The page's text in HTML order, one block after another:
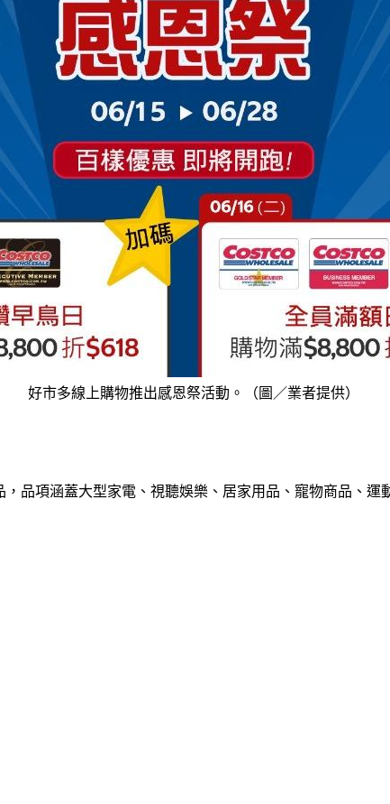
好市多線上購物推出感恩祭活動。（圖／業者提供）
品項涵蓋大型家電、視聽娛樂、居家用品、寵物商品、運